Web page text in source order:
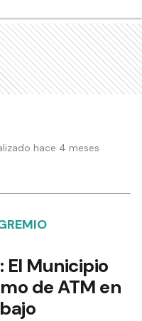
hace 4 meses
El Municipio
de ATM en